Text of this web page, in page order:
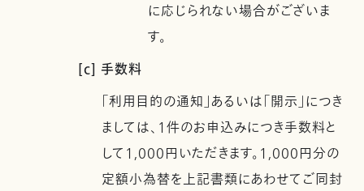
に応じられない場合がございま
す。
[c] 手数料
「利用目的の通知」あるいは「開示」につき
ましては、1件のお申込みにつき手数料と
して1,000円いただきます。1,000円分の
定額小為替を上記書類にあわせてご同封